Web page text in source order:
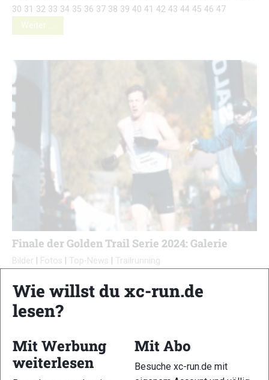
30 31 32 33 34 35 36 37 38 39 40 41 42 43 44 45 46 47
Weiter …
Finale der Golden Trail Serie 2024: Galerie
Bilder Fotos Top-News
Trailrunning
Die Bildergalerie zum Finale der GTS 2024 mit Link zu den Live-
Ergebnissen…
Wie willst du xc-run.de
lesen?
Mit Werbung
weiterlesen
Mit Abo
Besuche xc-run.de mit